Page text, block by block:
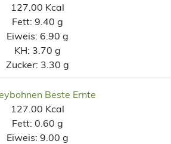
127.00 Kcal
Fett: 9.40 g
Eiweis: 6.90 g
KH: 3.70 g
Zucker: 3.30 g
Beste Ernte
127.00 Kcal
Fett: 0.60 g
Eiweis: 9.00 g